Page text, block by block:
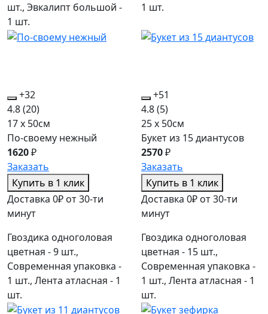
шт., Эвкалипт большой -
1 шт.
1 шт.
+32
4.8(20)
17 x 50см
По-своему нежный
1620₽
Заказать
Купить в 1 клик
Доставка 0₽ от 30-ти
минут
Гвоздика одноголовая
цветная - 9 шт.,
Современная упаковка -
1 шт., Лента атласная - 1
шт.
+51
4.8(5)
25 x 50см
Букет из 15 диантусов
2570₽
Заказать
Купить в 1 клик
Доставка 0₽ от 30-ти
минут
Гвоздика одноголовая
цветная - 15 шт.,
Современная упаковка -
1 шт., Лента атласная - 1
шт.